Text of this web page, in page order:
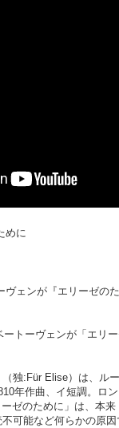
めに
ェンが『エリーゼの
トーヴェンが「エリ
独:Für Elise）は、ル
年作曲、イ短調。ロ
ゼのために」は、本
可能など何らかの原